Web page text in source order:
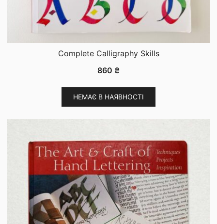
Complete Calligraphy Skills
860 ₴
НЕМАЄ В НАЯВНОСТІ